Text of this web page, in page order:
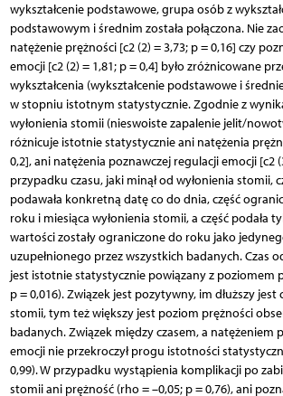
wykształcenie podstawowe, grupa osób z
podstawowym i średnim została połączona. Nie
natężenie prężności [c2 (2) = 3,73; p = 0,16] czy
emocji [c2 (2) = 1,81; p = 0,4] było zróżnicowane
wykształcenia (wykształcenie podstawowe i
w stopniu istotnym statystycznie. Zgodnie z
wyłonienia stomii (nieswoiste zapalenie jelit/
różnicuje istotnie statystycznie ani natężenia
0,2], ani natężenia poznawczej regulacji emocji [c2
przypadku czasu, jaki minął od wyłonienia stomii,
podawała konkretną datę co do dnia, część
roku i miesiąca wyłonienia stomii, a część podała
wartości zostały ograniczone do roku jako
uzupełnionego przez wszystkich badanych. Czas
jest istotnie statystycznie powiązany z poziomem
p = 0,016). Związek jest pozytywny, im dłuższy jest
stomii, tym też większy jest poziom prężności
badanych. Związek między czasem, a natężeniem
emocji nie przekroczył progu istotności
0,99). W przypadku wystąpienia komplikacji po
stomii ani prężność (rho = –0,05; p = 0,76), ani